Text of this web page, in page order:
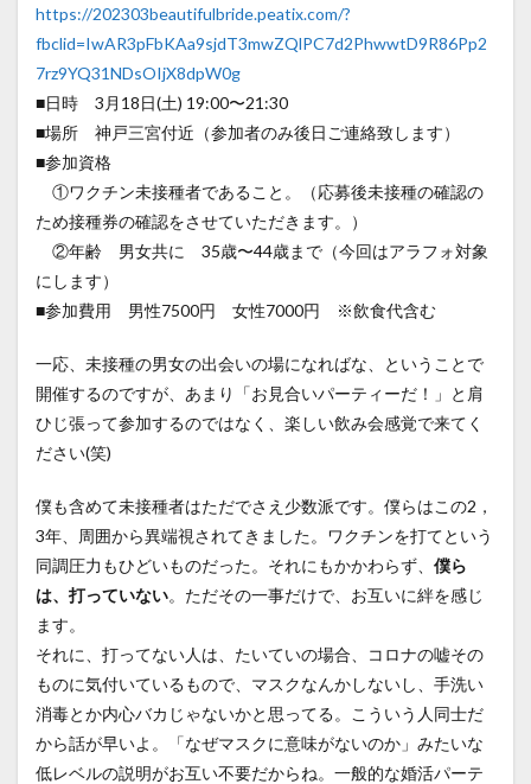
https://202303beautifulbride.peatix.com/?
fbclid=IwAR3pFbKAa9sjdT3mwZQlPC7d2PhwwtD9R86Pp2
7rz9YQ31NDsOIjX8dpW0g
■日時 3月18日(土) 19:00〜21:30
■場所 神戸三宮付近（参加者のみ後日ご連絡致します）
■参加資格
①ワクチン未接種者であること。（応募後未接種の確認の
ため接種券の確認をさせていただきます。）
②年齢 男女共に 35歳〜44歳まで（今回はアラフォ対象
にします）
■参加費用 男性7500円 女性7000円 ※飲食代含む
一応、未接種の男女の出会いの場になればな、ということで
開催するのですが、あまり「お見合いパーティーだ！」と肩
ひじ張って参加するのではなく、楽しい飲み会感覚で来てく
ださい(笑)
僕も含めて未接種者はただでさえ少数派です。僕らはこの2，
3年、周囲から異端視されてきました。ワクチンを打てという
同調圧力もひどいものだった。それにもかかわらず、 僕ら
は、打っていない。ただその一事だけで、お互いに絆を感じ
ます。
それに、打ってない人は、たいていの場合、コロナの嘘その
ものに気付いているもので、マスクなんかしないし、手洗い
消毒とか内心バカじゃないかと思ってる。こういう人同士だ
から話が早いよ。「なぜマスクに意味がないのか」みたいな
低レベルの説明がお互い不要だからね。一般的な婚活パーテ